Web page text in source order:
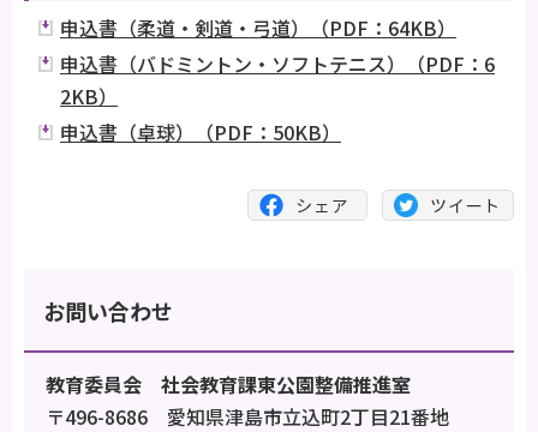
申込書（柔道・剣道・弓道）（PDF：64KB）
申込書（バドミントン・ソフトテニス）（PDF：6
2KB）
申込書（卓球）（PDF：50KB）
お問い合わせ
教育委員会 社会教育課東公園整備推進室
〒496-8686 愛知県津島市立込町2丁目21番地